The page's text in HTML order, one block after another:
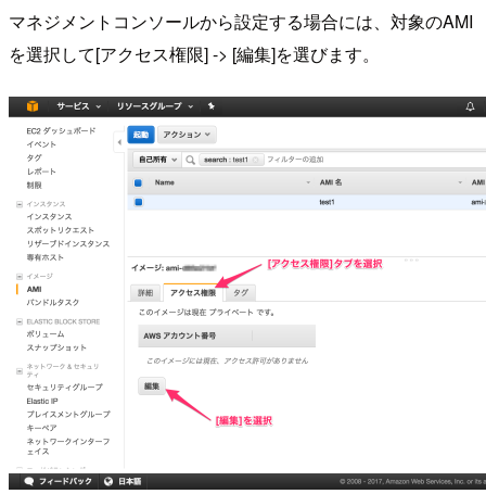
マネジメントコンソールから設定する場合には、対象のAMI
を選択して[アクセス権限] -> [編集]を選びます。